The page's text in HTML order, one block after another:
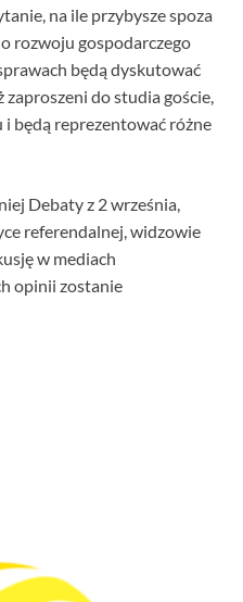
na ile przybysze spoza
rozwoju gospodarczego
będą dyskutować
do studia goście,
i będą reprezentować różne
Debaty z 2 września,
referendalnej, widzowie
w mediach
opinii zostanie